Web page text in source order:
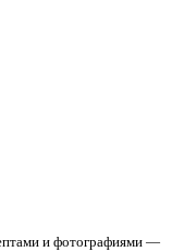
и фотографиями —